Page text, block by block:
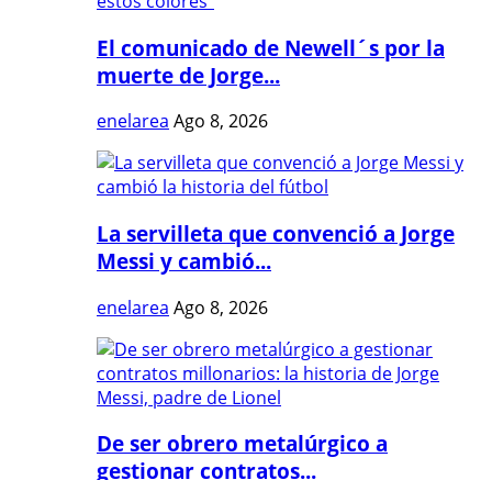
El comunicado de Newell´s por la
muerte de Jorge...
enelarea Ago 8, 2026
La servilleta que convenció a Jorge
Messi y cambió...
enelarea Ago 8, 2026
De ser obrero metalúrgico a
gestionar contratos...